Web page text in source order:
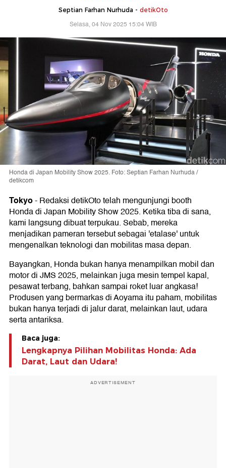
Septian Farhan Nurhuda - detikOto
Selasa, 04 Nov 2025 15:04 WIB
Honda di Japan Mobility Show 2025. Foto: Septian Farhan Nurhuda /
detikcom
Tokyo-Redaksi detikOto telah mengunjungi booth
Honda di Japan Mobility Show 2025. Ketika tiba di sana,
kami langsung dibuat terpukau. Sebab, mereka
menjadikan pameran tersebut sebagai 'etalase' untuk
mengenalkan teknologi dan mobilitas masa depan.
Bayangkan, Honda bukan hanya menampilkan mobil dan
motor di JMS 2025, melainkan juga mesin tempel kapal,
pesawat terbang, bahkan sampai roket luar angkasa!
Produsen yang bermarkas di Aoyama itu paham, mobilitas
bukan hanya terjadi di jalur darat, melainkan laut, udara
serta antariksa.
Baca juga:
Lengkapnya Pilihan Mobilitas Honda: Ada
Darat, Laut dan Udara!
ADVERTISEMENT